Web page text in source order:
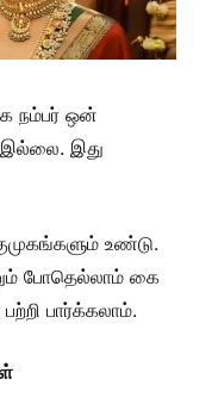
நம்பர் ஒன்
இல்லை. இது
உண்டு.
போதெல்லாம் கை
பார்க்கலாம்.